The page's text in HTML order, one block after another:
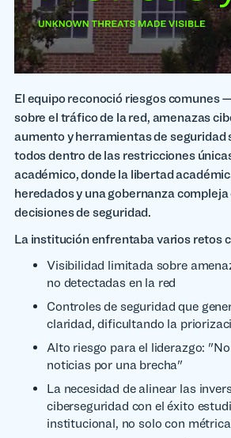
El equipo reconoció riesgos comunes
sobre el tráfico de la red, amenazas
aumento y herramientas de
todos dentro de las restricciones
académico, donde la libertad
heredados y una gobernanza
decisiones de seguridad.
La institución enfrentaba varios retos
Visibilidad limitada sobre
no detectadas en la red
Controles de seguridad que
claridad, dificultando la
Alto riesgo para el liderazgo:
noticias por una brecha"
La necesidad de alinear las
ciberseguridad con el éxito
institucional, no solo con